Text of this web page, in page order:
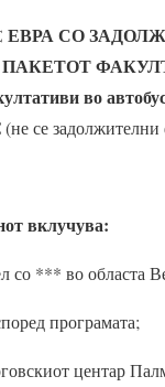
ЕВРА СО
ПАКЕТОТ
во
(не се задолжителни
вклучува:
со *** во областа
програмата;
центар